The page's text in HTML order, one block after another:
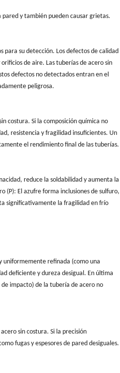
pared y también pueden causar grietas.
para su detección. Los defectos de calidad
de aire. Las tuberías de acero sin
defectos no detectados entran en el
peligrosa.
costura. Si la composición química no
resistencia y fragilidad insuficientes. Un
el rendimiento final de las tuberías.
reduce la soldabilidad y aumenta la
(P): El azufre forma inclusiones de sulfuro,
significativamente la fragilidad en frío
uniformemente refinada (como una
deficiente y dureza desigual. En última
impacto) de la tubería de acero no
sin costura. Si la precisión
fugas y espesores de pared desiguales.